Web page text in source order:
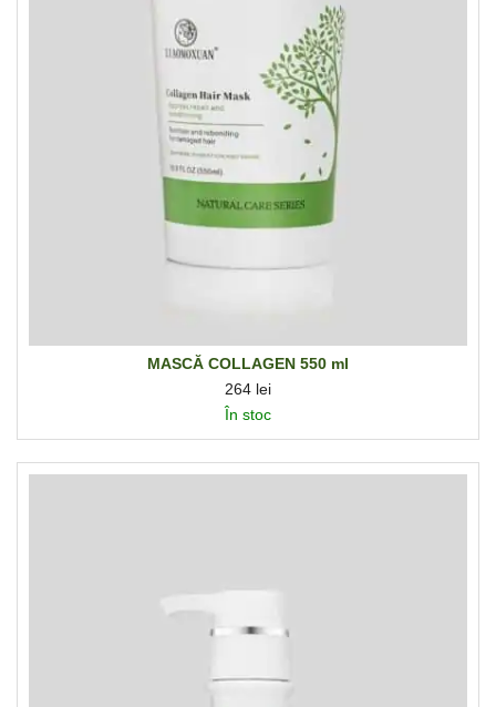
MASCĂ COLLAGEN 550 ml
264 lei
În stoc